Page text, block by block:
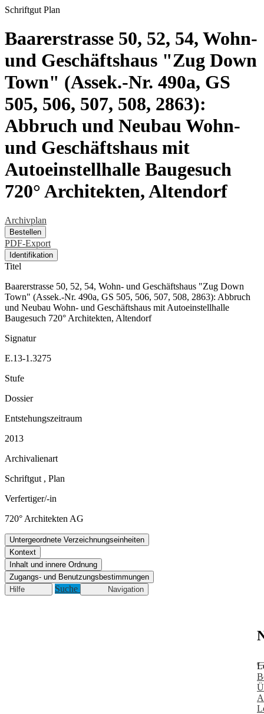
Schriftgut Plan
Baarerstrasse 50, 52, 54, Wohn-
und Geschäftshaus "Zug Down
Town" (Assek.-Nr. 490a, GS
505, 506, 507, 508, 2863):
Abbruch und Neubau Wohn-
und Geschäftshaus mit
Autoeinstellhalle Baugesuch
720° Architekten, Altendorf
Archivplan
Bestellen
PDF-Export
Identifikation
Titel
Baarerstrasse 50, 52, 54, Wohn- und Geschäftshaus "Zug Down
Town" (Assek.-Nr. 490a, GS 505, 506, 507, 508, 2863): Abbruch
und Neubau Wohn- und Geschäftshaus mit Autoeinstellhalle
Baugesuch 720° Architekten, Altendorf
Signatur
E.13-1.3275
Stufe
Dossier
Entstehungszeitraum
2013
Archivalienart
Schriftgut , Plan
Verfertiger/-in
720° Architekten AG
Untergeordnete Verzeichnungseinheiten
Kontext
Inhalt und innere Ordnung
Zugangs- und Benutzungsbestimmungen
Hilfe
Suche Navigation